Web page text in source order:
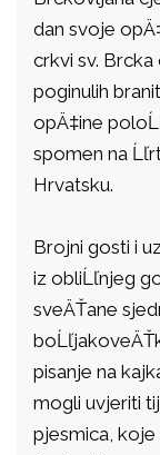
dan svoje
crkvi sv.
poginulih
opÄ‡ine
spomen na
Hrvatsku.
Brojni gosti i
iz obliĹľnjeg
sveÄŤane
pisanje na
mogli uvjeriti
pjesmica,